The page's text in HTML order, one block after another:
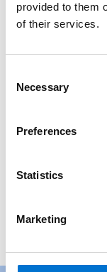
provided to them
of their services.
Selection
Necessary
Preferences
Statistics
Marketing